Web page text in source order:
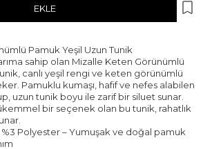
EKLE
Pamuk Yeşil Uzun Tunik
sahip olan Mizalle Keten Görünümlü
canlı yeşil rengi ve keten görünümlü
Pamuklu kumaşı, hafif ve nefes alabilen
uzun tunik boyu ile zarif bir siluet sunar.
bir seçenek olan bu tunik, rahatlık
%3 Polyester – Yumuşak ve doğal pamuk